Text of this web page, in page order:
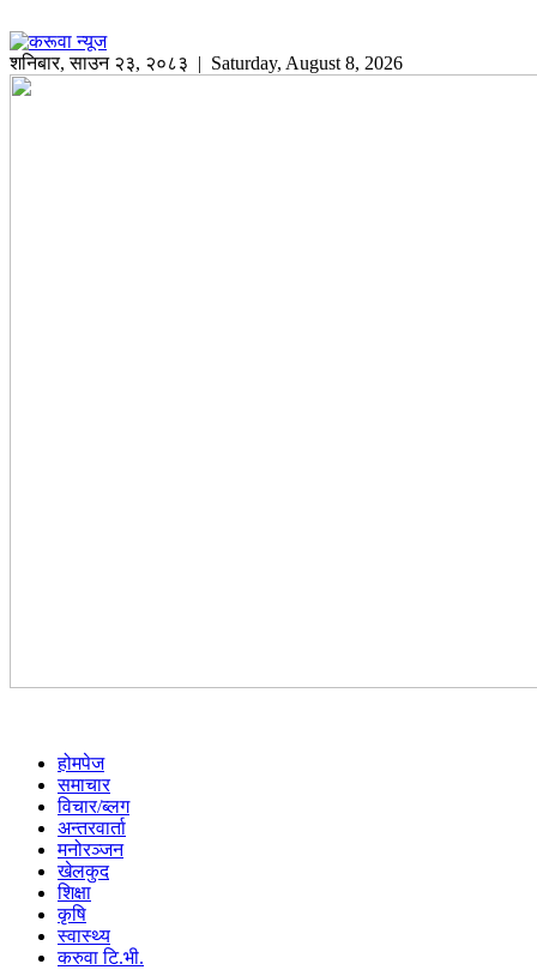
शनिबार,साउन २३, २०८३ | Saturday, August 8, 2026
होमपेज
समाचार
विचार/ब्लग
अन्तरवार्ता
मनोरञ्जन
खेलकुद
शिक्षा
कृषि
स्वास्थ्य
करुवा टि.भी.